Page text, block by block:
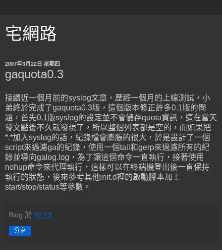
宅網路
2007年3月22日 星期四
gaquota0.3
接續近一個月前的syslog文章，歷經一個月的上線測試，小
弟終於完成了gaquota0.3版，這個版本修正許多0.1版的問
題，首先0.1版syslog的設定並不會儲存quota資訊，這在當天
發文點後不久就發現了，所以整個列表都是空的，而如果把
*.*加入syslog的話，紀錄檔會膨脹的很大，於是設計了一個
script來過濾ga的紀錄，使用一個tail和gerp來過濾所有的紀
錄並導向galog.log，為了讓這個命令一直執行，接著使用
nohup命令來代理執行，這樣可以在終端機登出後一直保持
執行的狀態，後來參考其他init.d裡的啟動腳本加上
start/stop/status等參數。
Blog 於 20:23
分享